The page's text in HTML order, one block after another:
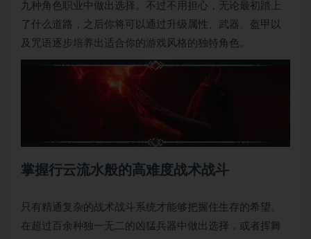
九种角色职业中做出选择。不过不用担心，无论最初踏上
了什么道路，之后你将可以通过升级属性、武器、盔甲以
及咒语逐步培养出适合你的游戏风格的独特角色。
掌握行云流水般的高难度战术战斗
只有精通复杂的战术战斗系统才能够把握住生存的希望。
在超过百余种独一无二的凶猛兵器中做出选择，或者挥舞